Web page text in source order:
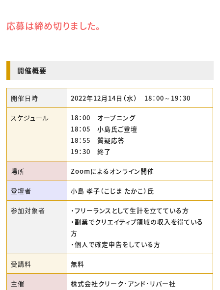
応募は締め切りました。
開催概要
開催日時 2022年12月14日（水） 18：00～19：30
スケジュール
18：00 オープニング
18：05 小島氏ご登壇
18：55 質疑応答
19：30 終了
場所 Zoomによるオンライン開催
登壇者 小島 孝子（こじま たかこ）氏
参加対象者
・フリーランスとして生計を立てている方
・副業でクリエイティブ領域の収入を得ている
方
・個人で確定申告をしている方
受講料 無料
主催 株式会社クリーク･アンド･リバー社